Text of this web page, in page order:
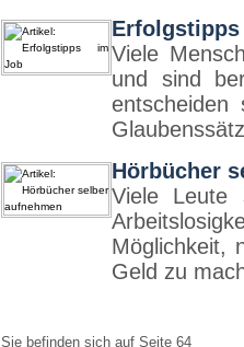
Viele
und sind
Hörbücher
Viele Leute
Möglichkeit,
Geld zu
Sie befinden sich auf Seite 64